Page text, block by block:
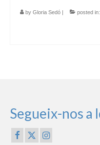
by Gloria Sedó | posted in:
Segueix-nos a